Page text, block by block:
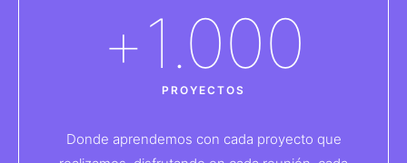
PROYECTOS
+1.000
Donde aprendemos con cada proyecto que